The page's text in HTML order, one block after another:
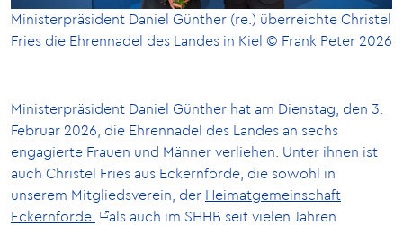
Ministerpräsident Daniel Günther (re.) überreichte Christel
Fries die Ehrennadel des Landes in Kiel © Frank Peter 2026
Ministerpräsident Daniel Günther hat am Dienstag, den 3.
Februar 2026, die Ehrennadel des Landes an sechs
engagierte Frauen und Männer verliehen. Unter ihnen ist
auch Christel Fries aus Eckernförde, die sowohl in
unserem Mitgliedsverein, der Heimatgemeinschaft
Eckernförde
als auch im SHHB seit vielen Jahren